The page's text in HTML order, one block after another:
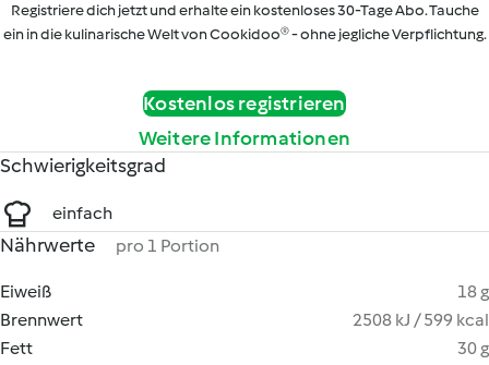
Registriere dich jetzt und erhalte ein kostenloses 30-Tage Abo. Tauche
ein in die kulinarische Welt von Cookidoo® - ohne jegliche Verpflichtung.
Kostenlos registrieren
Weitere Informationen
Schwierigkeitsgrad
einfach
Nährwerte pro 1 Portion
Eiweiß
18 g
Brennwert
2508 kJ / 599 kcal
Fett
30 g